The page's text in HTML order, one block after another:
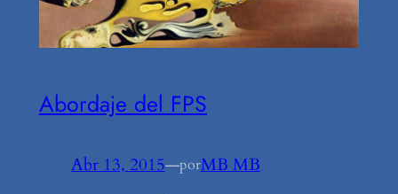
Abordaje del FPS
Abr 13, 2015—porMB MB